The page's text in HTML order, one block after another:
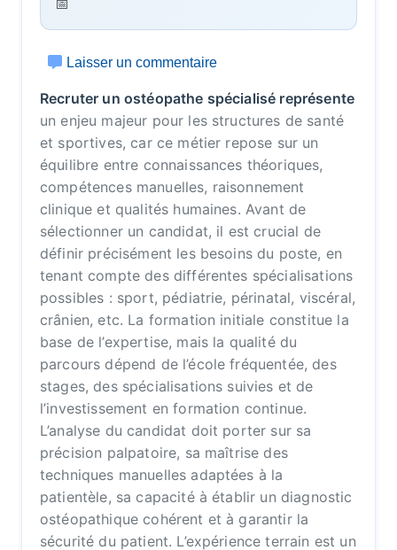
Laisser un commentaire
Recruter un ostéopathe spécialisé représente
un enjeu majeur pour les structures de santé
et sportives, car ce métier repose sur un
équilibre entre connaissances théoriques,
compétences manuelles, raisonnement
clinique et qualités humaines. Avant de
sélectionner un candidat, il est crucial de
définir précisément les besoins du poste, en
tenant compte des différentes spécialisations
possibles : sport, pédiatrie, périnatal, viscéral,
crânien, etc. La formation initiale constitue la
base de l’expertise, mais la qualité du
parcours dépend de l’école fréquentée, des
stages, des spécialisations suivies et de
l’investissement en formation continue.
L’analyse du candidat doit porter sur sa
précision palpatoire, sa maîtrise des
techniques manuelles adaptées à la
patientèle, sa capacité à établir un diagnostic
ostéopathique cohérent et à garantir la
sécurité du patient. L’expérience terrain est un